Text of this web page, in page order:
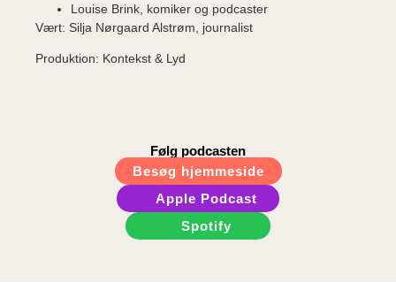
Følg podcasten
Besøg hjemmeside
Apple Podcast
Spotify
Louise Brink, komiker og podcaster
Vært: Silja Nørgaard Alstrøm, journalist
Produktion: Kontekst & Lyd